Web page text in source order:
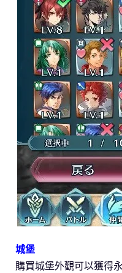
城堡
購買城堡外觀可以獲得